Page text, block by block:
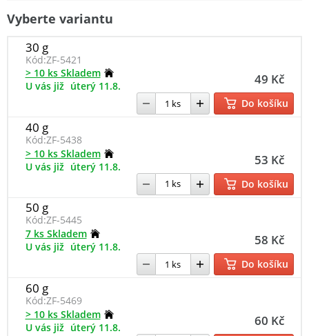
Vyberte variantu
30 g
Kód:ZF-5421
49 Kč
> 10 ks Skladem
U vás již úterý 11.8.
Do košíku
40 g
Kód:ZF-5438
53 Kč
> 10 ks Skladem
U vás již úterý 11.8.
Do košíku
50 g
Kód:ZF-5445
58 Kč
7 ks Skladem
U vás již úterý 11.8.
Do košíku
60 g
Kód:ZF-5469
60 Kč
> 10 ks Skladem
U vás již úterý 11.8.